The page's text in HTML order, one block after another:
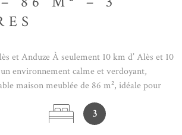
et Anduze À seulement 10 km d’ Alès et 10
environnement calme et verdoyant,
maison meublée de 86 m², idéale pour
La maison se compose d’un bel
avec salon confortable et cuisine ouverte
offrant un cadre convivial et fonctionnel.
3